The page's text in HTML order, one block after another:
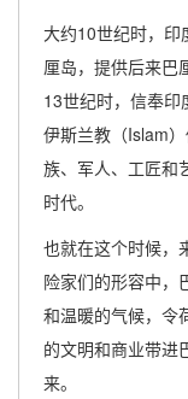
大约10世纪时，印
厘岛，提供后来巴
13世纪时，信奉
伊斯兰教（Islam
族、军人、工匠和
时代。
也就在这个时候，
险家们的形容中，
和温暖的气候，令
的文明和商业带进
来。